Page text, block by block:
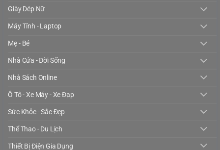
Giày Dép Nữ
Máy Tính - Laptop
Mẹ - Bé
Nhà Cửa - Đời Sống
Nhà Sách Online
Ô Tô - Xe Máy - Xe Đạp
Sức Khỏe - Sắc Đẹp
Thể Thao - Du Lịch
Thiết Bị Điện Gia Dụng